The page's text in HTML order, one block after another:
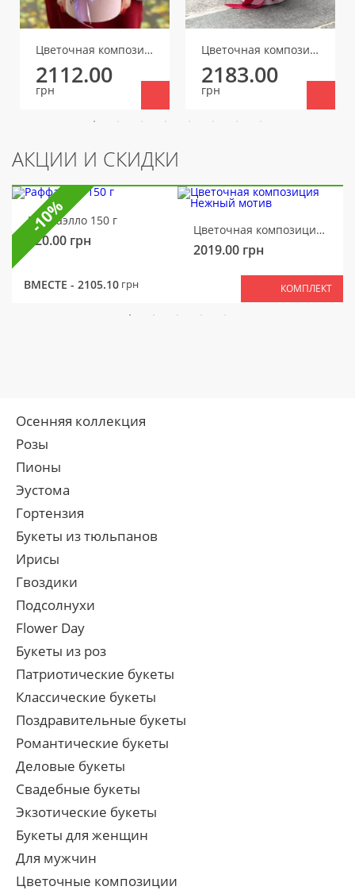
Цветочная композиция Презент для тебя
2112.00
грн
Цветочная композиция Драма
2183.00
грн
АКЦИИ И СКИДКИ
Раффаэлло 150 г
320.00 грн
Цветочная композиция Нежный мотив
2019.00 грн
ВМЕСТЕ - 2105.10 грн КОМПЛЕКТ
-10%
Осенняя коллекция
Розы
Пионы
Эустома
Гортензия
Букеты из тюльпанов
Ирисы
Гвоздики
Подсолнухи
Flower Day
Букеты из роз
Патриотические букеты
Классические букеты
Поздравительные букеты
Романтические букеты
Деловые букеты
Свадебные букеты
Экзотические букеты
Букеты для женщин
Для мужчин
Цветочные композиции